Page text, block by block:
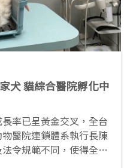
犬 貓綜合醫院孵化中
率已呈黃金交叉，全台
醫院連鎖體系執行長陳
令規範不同，使得全台